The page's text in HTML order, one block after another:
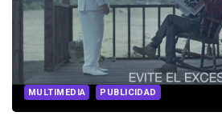
MULTIMEDIA PUBLICIDAD